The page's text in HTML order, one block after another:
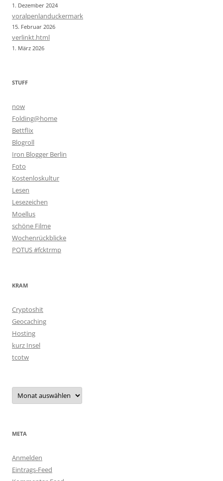
1. Dezember 2024
voralpenlanduckermark
15. Februar 2026
verlinkt.html
1. März 2026
STUFF
now
Folding@home
Bettflix
Blogroll
Iron Blogger Berlin
Foto
Kostenloskultur
Lesen
Lesezeichen
Moellus
schöne Filme
Wochenrückblicke
POTUS #fcktrmp
KRAM
Cryptoshit
Geocaching
Hosting
kurz Insel
tcotw
Archiv
META
Anmelden
Eintrags-Feed